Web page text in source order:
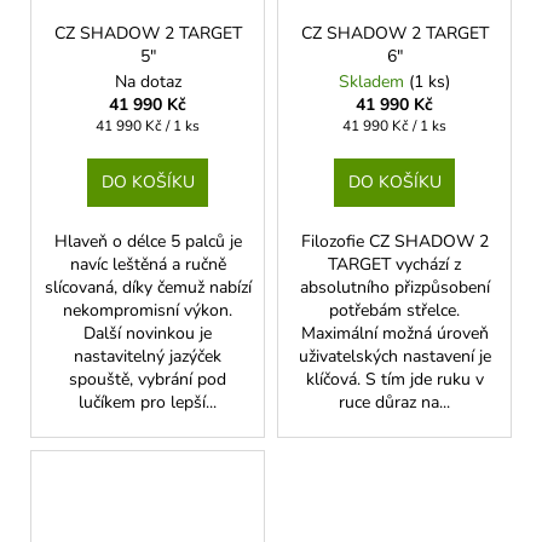
CZ SHADOW 2 TARGET
5"
Na dotaz
41 990 Kč
Měrná
41 990 Kč / 1 ks
DO KOŠÍKU
Hlaveň o délce 5 palců je
navíc leštěná a ručně
slícovaná, díky čemuž nabízí
nekompromisní výkon.
Další novinkou je
nastavitelný jazýček
spouště, vybrání pod
lučíkem pro lepší...
CZ SHADOW 2 TARGET
6"
Skladem (1 ks)
41 990 Kč
Měrná
41 990 Kč / 1 ks
DO KOŠÍKU
Filozofie CZ SHADOW 2
TARGET vychází z
absolutního přizpůsobení
potřebám střelce.
Maximální možná úroveň
uživatelských nastavení je
klíčová. S tím jde ruku v
ruce důraz na...